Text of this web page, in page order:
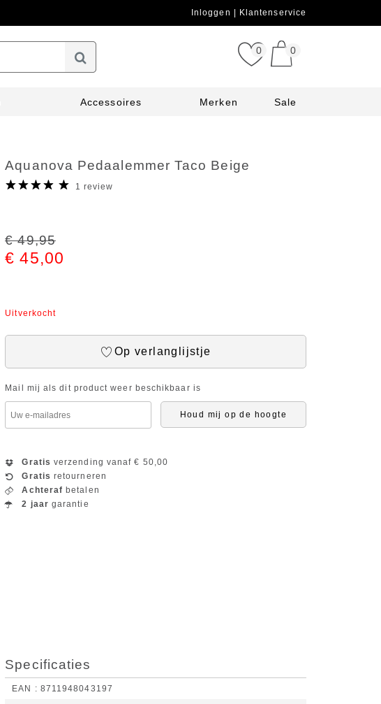
Inloggen Klantenservice
0 0
Accessoires Merken Sale
Aquanova Pedaalemmer Taco Beige
1 review
€ 49,95
€ 45,00
Uitverkocht
Op verlanglijstje
Mail mij als dit product weer beschikbaar is
Houd mij op de hoogte
Gratis verzending vanaf € 50,00
Gratis retourneren
Achteraf betalen
2 jaar garantie
Specificaties
EAN 8711948043197